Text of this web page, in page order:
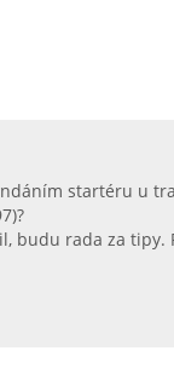
startéru u
budu rada za tipy.